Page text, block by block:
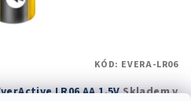
LR06 AA 1.5VSkladem v
KÓD: EVERA-LR06